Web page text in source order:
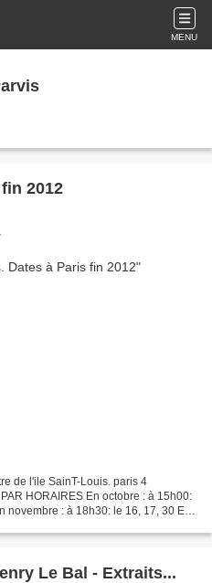
MENU
2012
de l'ile SainT-Louis. paris 4
HORAIRES En octobre : à 15h00:
: à 18h30: le 16, 17, 30 En
Le Bal - Extraits...